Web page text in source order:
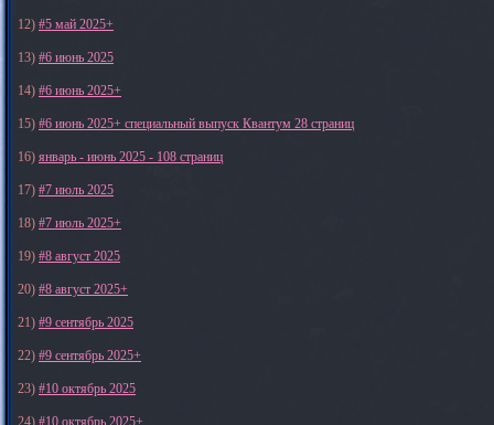
12) #5 май 2025+
13) #6 июнь 2025
14) #6 июнь 2025+
15) #6 июнь 2025+ специальный выпуск Квантум 28 страниц
16) январь - июнь 2025 - 108 страниц
17) #7 июль 2025
18) #7 июль 2025+
19) #8 август 2025
20) #8 август 2025+
21) #9 сентябрь 2025
22) #9 сентябрь 2025+
23) #10 октябрь 2025
24) #10 октябрь 2025+